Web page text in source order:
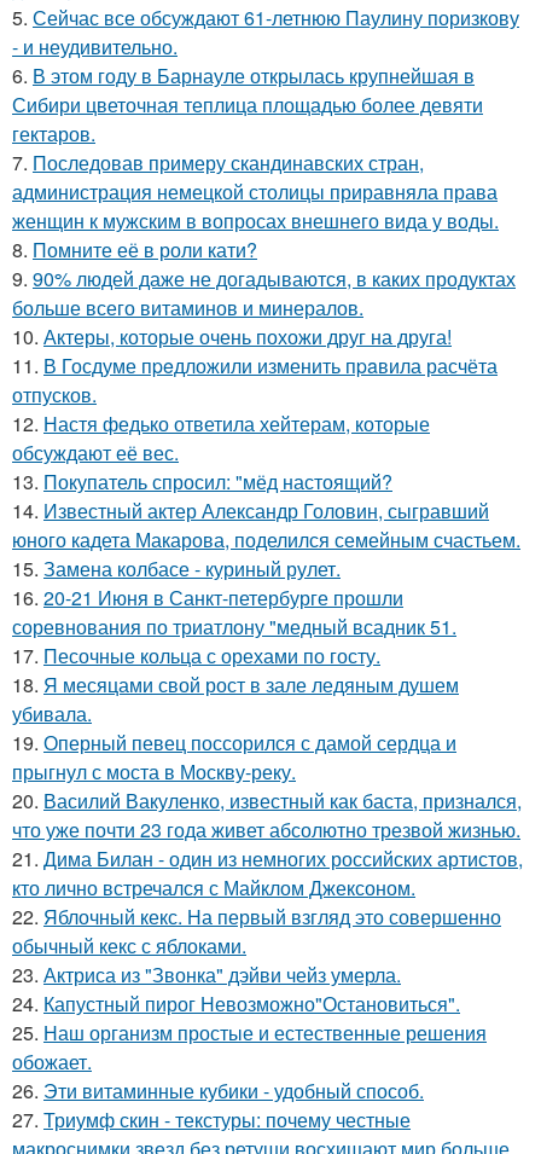
5. Сейчас все обсуждают 61-летнюю Паулину поризкову
- и неудивительно.
6. В этом году в Барнауле открылась крупнейшая в
Сибири цветочная теплица площадью более девяти
гектаров.
7. Последовав примеру скандинавских стран,
администрация немецкой столицы приравняла права
женщин к мужским в вопросах внешнего вида у воды.
8. Помните её в роли кати?
9. 90% людей даже не догадываются, в каких продуктах
больше всего витаминов и минералов.
10. Актеры, которые очень похожи друг на друга!
11. В Госдуме пpeдложили изменить пpaвила расчёта
отпусков.
12. Настя федько ответила хейтерам, которые
обсуждают её вес.
13. Покупатель спросил: "мёд настоящий?
14. Известный актер Александр Головин, сыгравший
юного кадета Макарова, поделился семейным счастьем.
15. Замена колбасе - куриный рулет.
16. 20-21 Июня в Санкт-петербурге прошли
соревнования по триатлону "медный всадник 51.
17. Песочные кольца с орехами по госту.
18. Я месяцами свой рост в зале ледяным душем
убивала.
19. Оперный певец поссорился с дамой сердца и
прыгнул с моста в Москву-реку.
20. Василий Вакуленко, известный как баста, признался,
что уже почти 23 года живет абсолютно трезвой жизнью.
21. Дима Билан - один из немногих российских артистов,
кто лично встречался с Майклом Джексоном.
22. Яблочный кекс. На первый взгляд это совершенно
обычный кекс с яблоками.
23. Актриса из "Звонка" дэйви чейз умерла.
24. Капустный пирог Невозможно"Остановиться".
25. Наш организм простые и естественные решения
обожает.
26. Эти витаминные кубики - удобный способ.
27. Триумф скин - текстуры: почему честные